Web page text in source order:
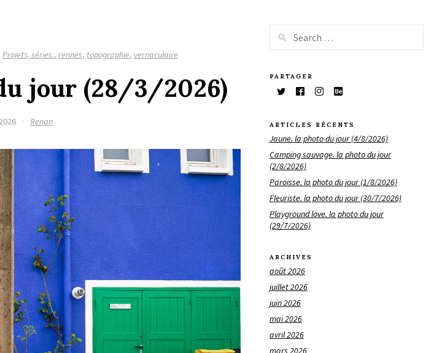
Projets, séries., rennes, topographie, vernaculaire
jour (28/3/2026)
· Renan
PARTAGER
ARTICLES RÉCENTS
Jaune. la photo du jour (4/8/2026)
Camping sauvage. la photo du jour
(2/8/2026)
Paroisse. la photo du jour (1/8/2026)
Fleuriste. la photo du jour (30/7/2026)
Playground love. la photo du jour
(29/7/2026)
ARCHIVES
août 2026
juillet 2026
juin 2026
mai 2026
avril 2026
mars 2026